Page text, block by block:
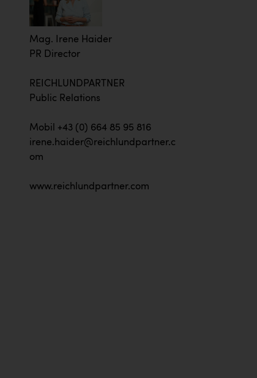
Mag. Irene Haider
PR Director
REICHLUNDPARTNER
Public Relations
Mobil +43 (0) 664 85 95 816
irene.haider@reichlundpartner.c
om
www.reichlundpartner.com